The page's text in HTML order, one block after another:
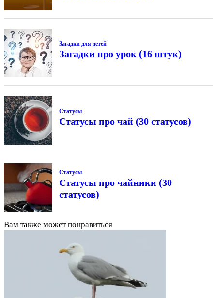
Загадки для детей
Загадки про урок (16 штук)
Статусы
Статусы про чай (30 статусов)
Статусы
Статусы про чайники (30
статусов)
Вам также может понравиться